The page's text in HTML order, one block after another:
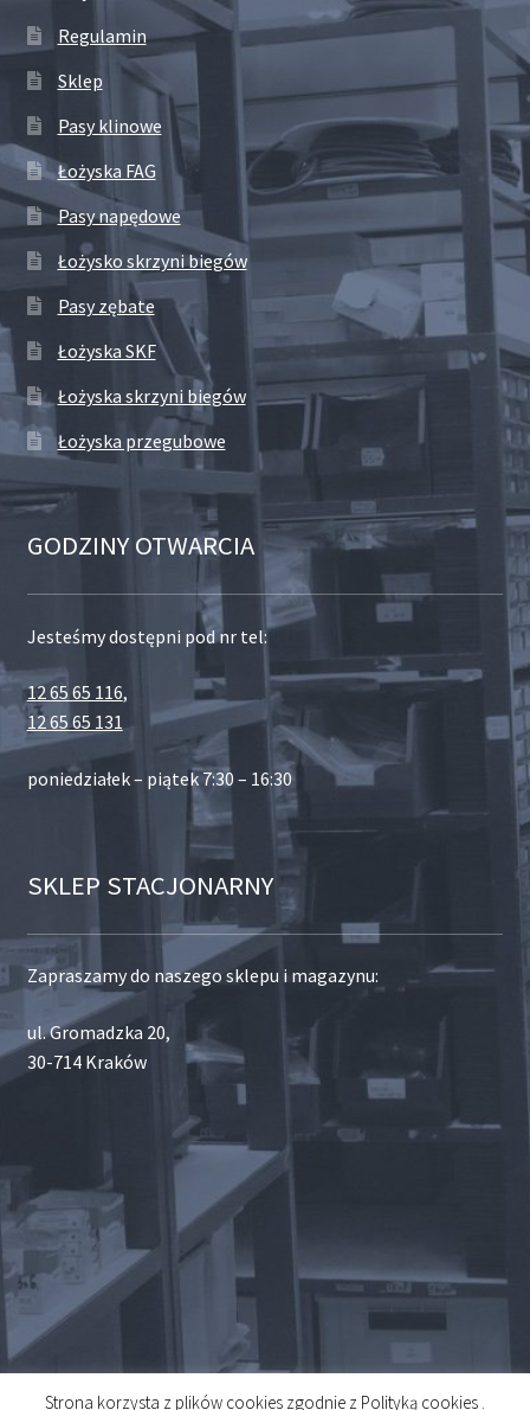
Regulamin
Sklep
Pasy klinowe
Łożyska FAG
Pasy napędowe
Łożysko skrzyni biegów
Pasy zębate
Łożyska SKF
Łożyska skrzyni biegów
Łożyska przegubowe
GODZINY OTWARCIA
Jesteśmy dostępni pod nr tel:
12 65 65 116,
12 65 65 131
poniedziałek – piątek 7:30 – 16:30
SKLEP STACJONARNY
Zapraszamy do naszego sklepu i magazynu:
ul. Gromadzka 20,
30-714 Kraków
Strona korzysta z plików cookies zgodnie z Polityką cookies .